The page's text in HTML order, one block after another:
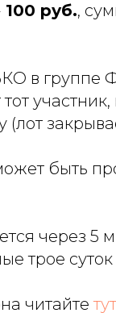
100 руб.,
в группе
(лот
быть
через 5
трое суток
читайте